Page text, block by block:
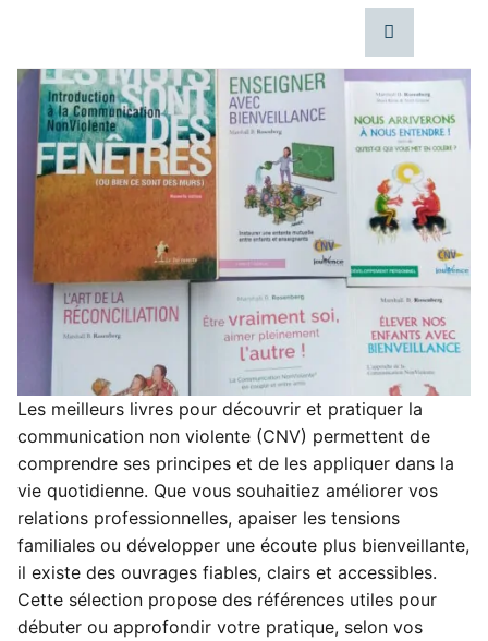
Les meilleurs livres pour découvrir et pratiquer la
communication non violente (CNV) permettent de
comprendre ses principes et de les appliquer dans la
vie quotidienne. Que vous souhaitiez améliorer vos
relations professionnelles, apaiser les tensions
familiales ou développer une écoute plus bienveillante,
il existe des ouvrages fiables, clairs et accessibles.
Cette sélection propose des références utiles pour
débuter ou approfondir votre pratique, selon vos